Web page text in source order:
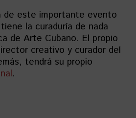
de este importante evento
la curaduría de nada
de Arte Cubano. El propio
creativo y curador del
tendrá su propio
.